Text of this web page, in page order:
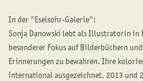
In der "Eselsohr-Galerie":
Sonja Danowski lebt als Illustratorin
besonderer Fokus auf Bilderbüchern
Erinnerungen zu bewahren. Ihre
international ausgezeichnet. 2013 und